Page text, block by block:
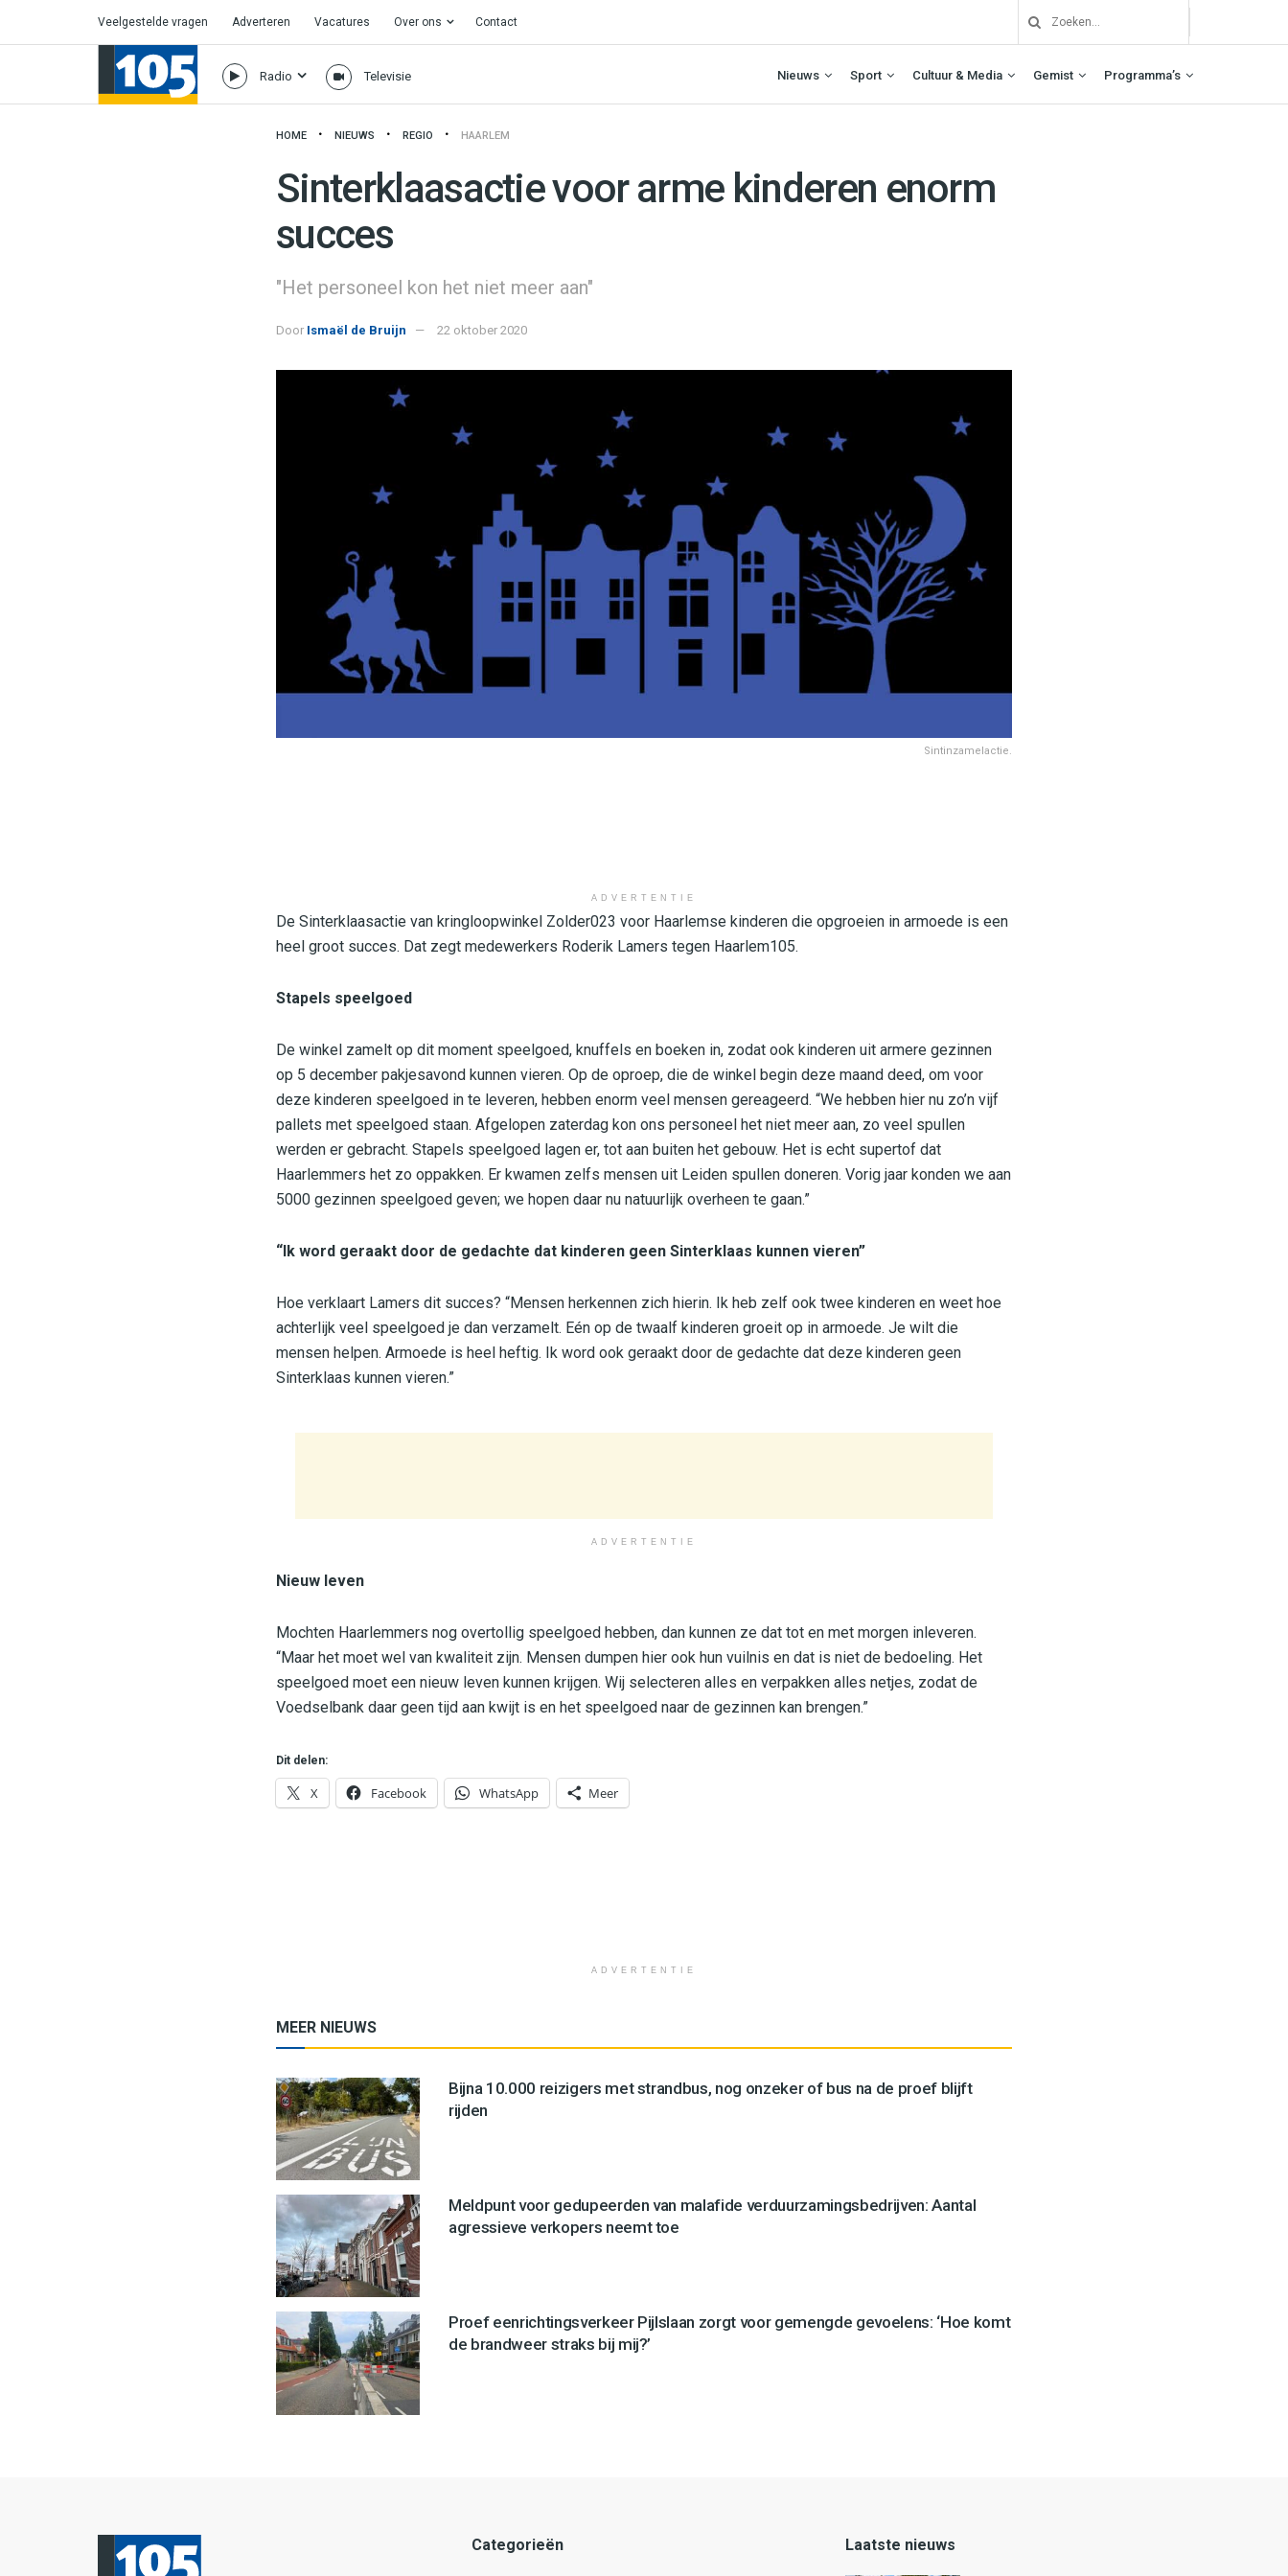
Veelgestelde vragen Adverteren Vacatures Over ons Contact
Radio Televisie Nieuws Sport Cultuur & Media Gemist Programma’s
HOME NIEUWS REGIO HAARLEM
Sinterklaasactie voor arme kinderen enorm
succes
"Het personeel kon het niet meer aan"
Door Ismaël de Bruijn 22 oktober 2020
Sintinzamelactie.
ADVERTENTIE
De Sinterklaasactie van kringloopwinkel Zolder023 voor Haarlemse kinderen die opgroeien in armoede is een
heel groot succes. Dat zegt medewerkers Roderik Lamers tegen Haarlem105.
Stapels speelgoed
De winkel zamelt op dit moment speelgoed, knuffels en boeken in, zodat ook kinderen uit armere gezinnen
op 5 december pakjesavond kunnen vieren. Op de oproep, die de winkel begin deze maand deed, om voor
deze kinderen speelgoed in te leveren, hebben enorm veel mensen gereageerd. “We hebben hier nu zo’n vijf
pallets met speelgoed staan. Afgelopen zaterdag kon ons personeel het niet meer aan, zo veel spullen
werden er gebracht. Stapels speelgoed lagen er, tot aan buiten het gebouw. Het is echt supertof dat
Haarlemmers het zo oppakken. Er kwamen zelfs mensen uit Leiden spullen doneren. Vorig jaar konden we aan
5000 gezinnen speelgoed geven; we hopen daar nu natuurlijk overheen te gaan.”
“Ik word geraakt door de gedachte dat kinderen geen Sinterklaas kunnen vieren”
Hoe verklaart Lamers dit succes? “Mensen herkennen zich hierin. Ik heb zelf ook twee kinderen en weet hoe
achterlijk veel speelgoed je dan verzamelt. Eén op de twaalf kinderen groeit op in armoede. Je wilt die
mensen helpen. Armoede is heel heftig. Ik word ook geraakt door de gedachte dat deze kinderen geen
Sinterklaas kunnen vieren.”
ADVERTENTIE
Nieuw leven
Mochten Haarlemmers nog overtollig speelgoed hebben, dan kunnen ze dat tot en met morgen inleveren.
“Maar het moet wel van kwaliteit zijn. Mensen dumpen hier ook hun vuilnis en dat is niet de bedoeling. Het
speelgoed moet een nieuw leven kunnen krijgen. Wij selecteren alles en verpakken alles netjes, zodat de
Voedselbank daar geen tijd aan kwijt is en het speelgoed naar de gezinnen kan brengen.”
Dit delen:
X Facebook WhatsApp Meer
ADVERTENTIE
MEER NIEUWS
Bijna 10.000 reizigers met strandbus, nog onzeker of bus na de proef blijft
rijden
Meldpunt voor gedupeerden van malafide verduurzamingsbedrijven: Aantal
agressieve verkopers neemt toe
Proef eenrichtingsverkeer Pijlslaan zorgt voor gemengde gevoelens: ‘Hoe komt
de brandweer straks bij mij?’
Categorieën Laatste nieuws